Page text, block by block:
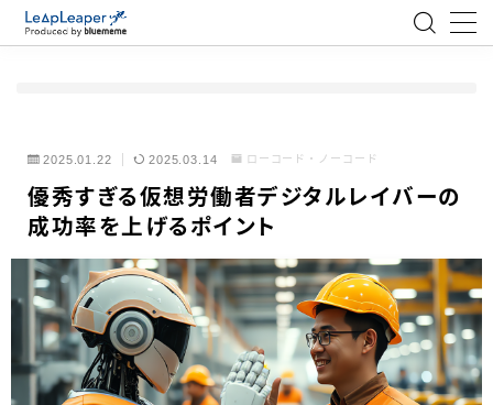
エンジニア
AI
アジャイル
テクノロジー
2025.01.22 2025.03.14 ローコード・ノーコード
優秀すぎる仮想労働者デジタルレイバーの
成功率を上げるポイント